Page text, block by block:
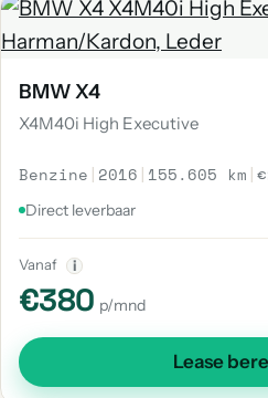
BMW X4
X4M40i High Executive
Benzine | 2016 | 155.605 km |
Direct leverbaar
Vanaf i
€380 p/mnd
Lease